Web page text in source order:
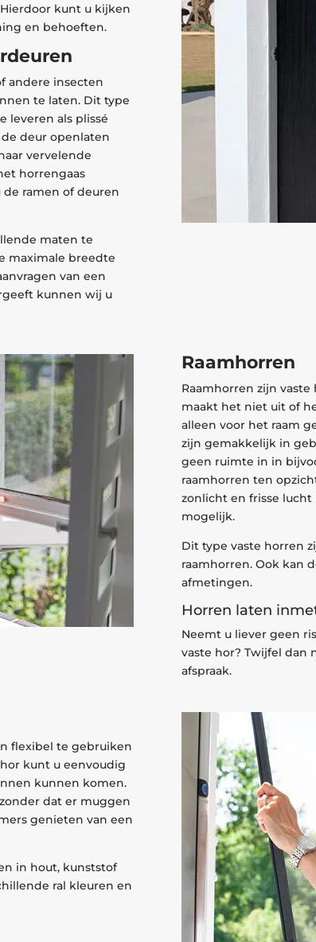
kunt u kijken
en behoeften.
andere insecten
te laten. Dit type
leveren als plissé
deur openlaten
vervelende
horrengaas
ramen of deuren
maten te
maximale breedte
van een
kunnen wij u
Raamhorren
Raamhorren zijn
maakt het niet uit of
alleen voor het raam
zijn gemakkelijk in
geen ruimte in in
raamhorren ten
zonlicht en frisse
mogelijk.
Dit type vaste horren
raamhorren. Ook kan
afmetingen.
Horren laten
Neemt u liever geen
vaste hor? Twijfel dan
afspraak.
flexibel te gebruiken
kunt u eenvoudig
kunnen komen.
dat er muggen
genieten van een
in hout, kunststof
ral kleuren en